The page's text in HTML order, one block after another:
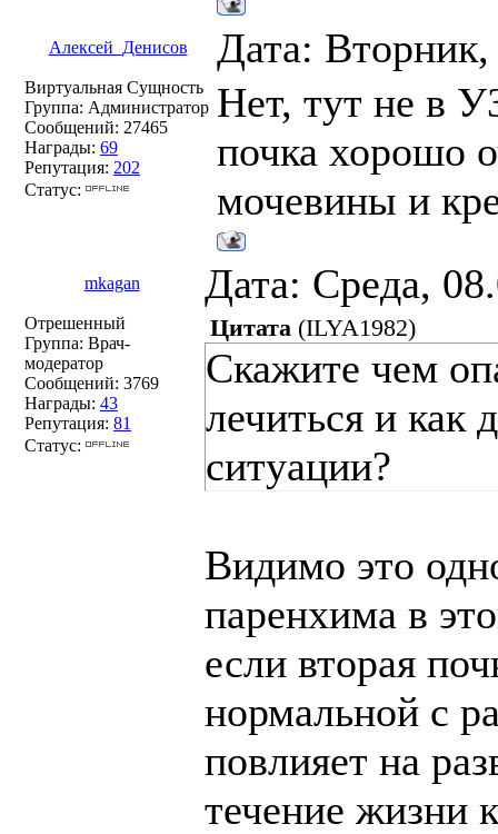
Алексей_Денисов Дата:
Виртуальная Сущность
Группа: Администратор
Сообщений: 27465
Награды: 69
Репутация: 202
Статус:
Нет, тут не в
почка хорошо
мочевины и
mkagan Дата: Среда,
Отрешенный
Группа: Врач-
модератор
Сообщений: 3769
Награды: 43
Репутация: 81
Статус:
Цитата (ILYA1982)
Скажите чем
лечиться и как
ситуации?
Видимо это
паренхима в
если вторая
нормальной с
повлияет на
течение жизни